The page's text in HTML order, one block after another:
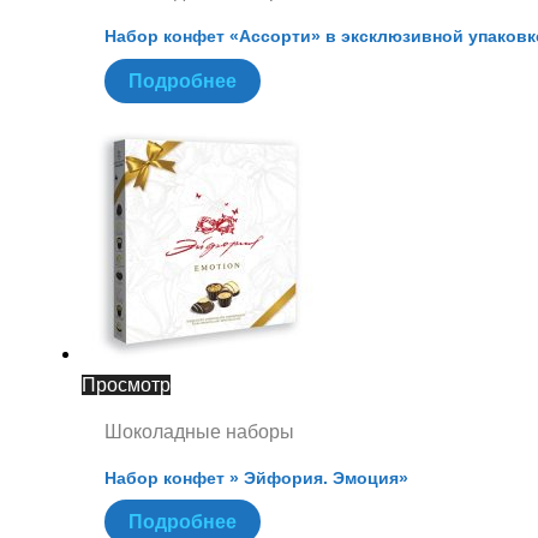
Набор конфет «Ассорти» в эксклюзивной
Подробнее
Просмотр
Шоколадные наборы
Набор конфет » Эйфория. Эмоция»
Подробнее